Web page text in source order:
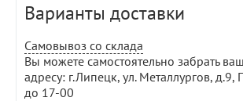
Варианты доставки
Самовывоз со склада
Вы можете самостоятельно забрать
адресу: г.Липецк, ул. Металлургов,
до 17-00